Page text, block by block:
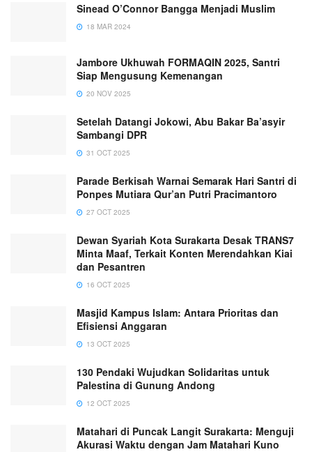
Sinead O’Connor Bangga Menjadi Muslim
18 MAR 2024
Jambore Ukhuwah FORMAQIN 2025, Santri
Siap Mengusung Kemenangan
20 NOV 2025
Setelah Datangi Jokowi, Abu Bakar Ba’asyir
Sambangi DPR
31 OCT 2025
Parade Berkisah Warnai Semarak Hari Santri di
Ponpes Mutiara Qur’an Putri Pracimantoro
27 OCT 2025
Dewan Syariah Kota Surakarta Desak TRANS7
Minta Maaf, Terkait Konten Merendahkan Kiai
dan Pesantren
16 OCT 2025
Masjid Kampus Islam: Antara Prioritas dan
Efisiensi Anggaran
13 OCT 2025
130 Pendaki Wujudkan Solidaritas untuk
Palestina di Gunung Andong
12 OCT 2025
Matahari di Puncak Langit Surakarta: Menguji
Akurasi Waktu dengan Jam Matahari Kuno